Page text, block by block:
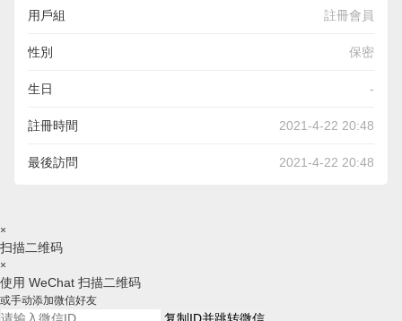
用戶組 註冊會員
性別 保密
生日 -
註冊時間 2021-4-22 20:48
最後訪問 2021-4-22 20:48
×
扫描二维码
×
使用 WeChat 扫描二维码
或手动添加微信好友